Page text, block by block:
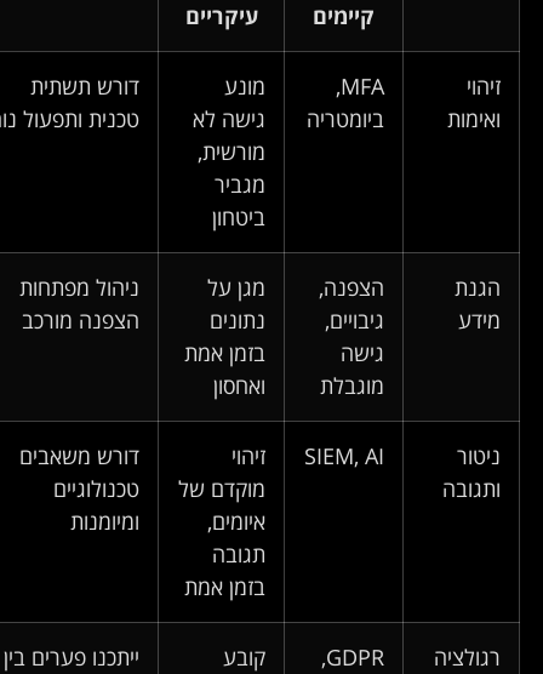
קיימים
עיקריים
זיהוי
ואימות
MFA,
ביומטריה
מונע
גישה לא
מורשית,
מגביר
ביטחון
דורש תשתית
טכנית ותפעול נוח
הגנת
מידע
הצפנה,
גיבויים,
גישה
מוגבלת
מגן על
נתונים
בזמן אמת
ואחסון
ניהול מפתחות
הצפנה מורכב
ניטור
ותגובה
SIEM, AI
זיהוי
מוקדם של
איומים,
תגובה
בזמן אמת
דורש משאבים
טכנולוגיים
ומיומנות
רגולציה
GDPR,
קובע
ייתכנו פערים בין